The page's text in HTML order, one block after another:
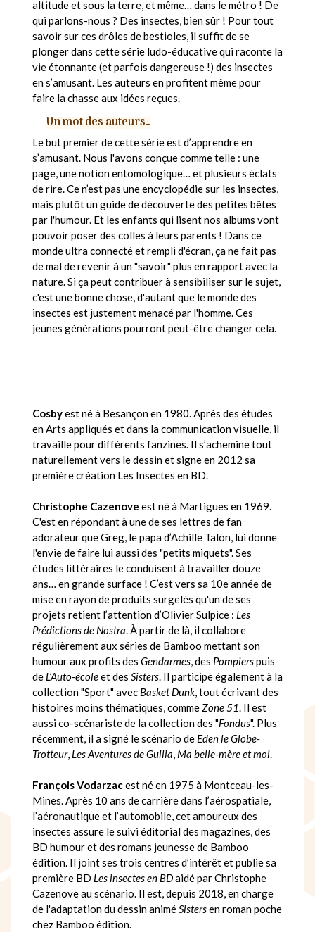
altitude et sous la terre, et même… dans le métro ! De
qui parlons-nous ? Des insectes, bien sûr ! Pour tout
savoir sur ces drôles de bestioles, il suffit de se
plonger dans cette série ludo-éducative qui raconte la
vie étonnante (et parfois dangereuse !) des insectes
en s’amusant. Les auteurs en profitent même pour
faire la chasse aux idées reçues.
Un mot des auteurs…
Le but premier de cette série est d’apprendre en
s’amusant. Nous l'avons conçue comme telle : une
page, une notion entomologique… et plusieurs éclats
de rire. Ce n’est pas une encyclopédie sur les insectes,
mais plutôt un guide de découverte des petites bêtes
par l'humour. Et les enfants qui lisent nos albums vont
pouvoir poser des colles à leurs parents ! Dans ce
monde ultra connecté et rempli d'écran, ça ne fait pas
de mal de revenir à un "savoir" plus en rapport avec la
nature. Si ça peut contribuer à sensibiliser sur le sujet,
c'est une bonne chose, d'autant que le monde des
insectes est justement menacé par l'homme. Ces
jeunes générations pourront peut-être changer cela.
Cosbyest né à Besançon en 1980. Après des études
en Arts appliqués et dans la communication visuelle, il
travaille pour différents fanzines. Il s’achemine tout
naturellement vers le dessin et signe en 2012 sa
première création Les Insectes en BD.
Christophe Cazenove est né à Martigues en 1969.
C'est en répondant à une de ses lettres de fan
adorateur que Greg, le papa d’Achille Talon, lui donne
l'envie de faire lui aussi des "petits miquets". Ses
études littéraires le conduisent à travailler douze
ans… en grande surface ! C’est vers sa 10e année de
mise en rayon de produits surgelés qu'un de ses
projets retient l’attention d’Olivier Sulpice : Les
Prédictions de Nostra. À partir de là, il collabore
régulièrement aux séries de Bamboo mettant son
humour aux profits des Gendarmes, des Pompierspuis
de L’Auto-écoleet des Sisters. Il participe également à la
collection "Sport" avec Basket Dunk, tout écrivant des
histoires moins thématiques, commeZone 51. Il est
aussi co-scénariste de la collection des "Fondus". Plus
récemment, il a signé le scénario de Eden le Globe-
Trotteur, Les Aventures de Gullia, Ma belle-mère et moi.
François Vodarzacest né en 1975 à Montceau-les-
Mines. Après 10 ans de carrière dans l’aérospatiale,
l’aéronautique et l’automobile, cet amoureux des
insectes assure le suivi éditorial des magazines, des
BD humour et des romans jeunesse de Bamboo
édition. Il joint ses trois centres d’intérêt et publie sa
première BD Les insectes en BDaidé par Christophe
Cazenove au scénario. Il est, depuis 2018, en charge
de l'adaptation du dessin animéSistersen roman poche
chez Bamboo édition.